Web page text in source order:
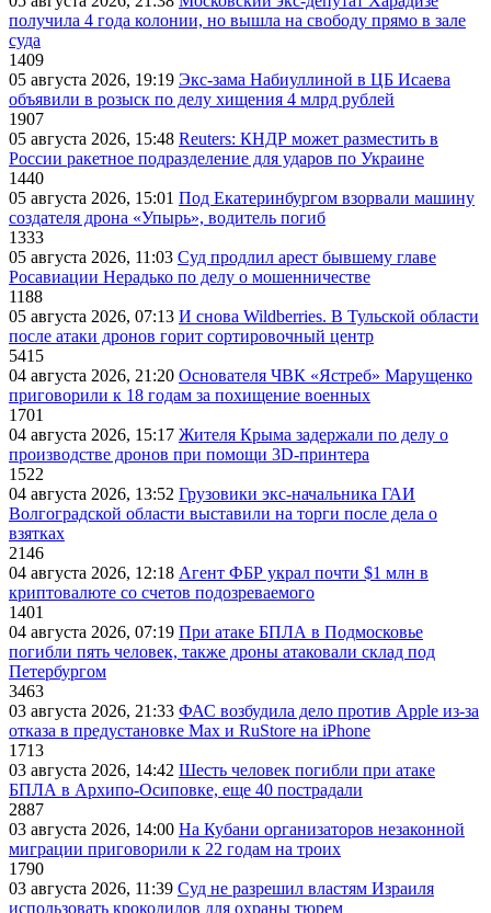
получила 4 года колонии, но вышла на свободу прямо в зале
суда
1409
05 августа 2026, 19:19 Экс-зама Набиуллиной в ЦБ Исаева
объявили в розыск по делу хищения 4 млрд рублей
1907
05 августа 2026, 15:48 Reuters: КНДР может разместить в
России ракетное подразделение для ударов по Украине
1440
05 августа 2026, 15:01 Под Екатеринбургом взорвали машину
создателя дрона «Упырь», водитель погиб
1333
05 августа 2026, 11:03 Суд продлил арест бывшему главе
Росавиации Нерадько по делу о мошенничестве
1188
05 августа 2026, 07:13 И снова Wildberries. В Тульской области
после атаки дронов горит сортировочный центр
5415
04 августа 2026, 21:20 Основателя ЧВК «Ястреб» Марущенко
приговорили к 18 годам за похищение военных
1701
04 августа 2026, 15:17 Жителя Крыма задержали по делу о
производстве дронов при помощи 3D‑принтера
1522
04 августа 2026, 13:52 Грузовики экс-начальника ГАИ
Волгоградской области выставили на торги после дела о
взятках
2146
04 августа 2026, 12:18 Агент ФБР украл почти $1 млн в
криптовалюте со счетов подозреваемого
1401
04 августа 2026, 07:19 При атаке БПЛА в Подмосковье
погибли пять человек, также дроны атаковали склад под
Петербургом
3463
03 августа 2026, 21:33 ФАС возбудила дело против Apple из-за
отказа в предустановке Max и RuStore на iPhone
1713
03 августа 2026, 14:42 Шесть человек погибли при атаке
БПЛА в Архипо-Осиповке, еще 40 пострадали
2887
03 августа 2026, 14:00 На Кубани организаторов незаконной
миграции приговорили к 22 годам на троих
1790
03 августа 2026, 11:39 Суд не разрешил властям Израиля
использовать крокодилов для охраны тюрем